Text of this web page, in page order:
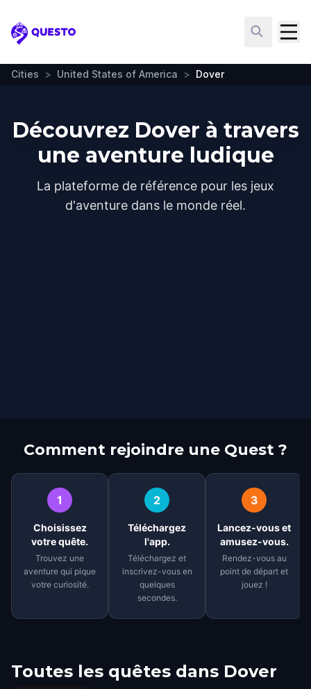
Questo
Cities > United States of America > Dover
Découvrez Dover à travers
une aventure ludique
La plateforme de référence pour les jeux
d'aventure dans le monde réel.
Comment rejoindre une Quest ?
1
Choisissez
votre quête.
Trouvez une
aventure qui pique
votre curiosité.
2
Téléchargez
l'app.
Téléchargez et
inscrivez-vous en
quelques
secondes.
3
Lancez-vous et
amusez-vous.
Rendez-vous au
point de départ et
jouez !
Toutes les quêtes dans Dover